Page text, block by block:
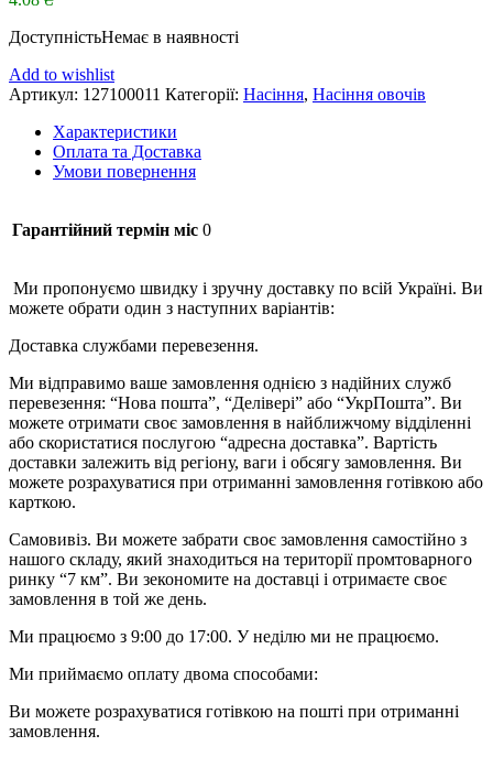
ДоступністьНемає в наявності
Add to wishlist
Артикул: 127100011 Категорії: Насіння, Насіння овочів
Характеристики
Оплата та Доставка
Умови повернення
Гарантійний термін міс 0
Ми пропонуємо швидку і зручну доставку по всій Україні. Ви
можете обрати один з наступних варіантів:
Доставка службами перевезення.
Ми відправимо ваше замовлення однією з надійних служб
перевезення: “Нова пошта”, “Делівері” або “УкрПошта”. Ви
можете отримати своє замовлення в найближчому відділенні
або скористатися послугою “адресна доставка”. Вартість
доставки залежить від регіону, ваги і обсягу замовлення. Ви
можете розрахуватися при отриманні замовлення готівкою або
карткою.
Самовивіз. Ви можете забрати своє замовлення самостійно з
нашого складу, який знаходиться на території промтоварного
ринку “7 км”. Ви зекономите на доставці і отримаєте своє
замовлення в той же день.
Ми працюємо з 9:00 до 17:00. У неділю ми не працюємо.
Ми приймаємо оплату двома способами:
Ви можете розрахуватися готівкою на пошті при отриманні
замовлення.